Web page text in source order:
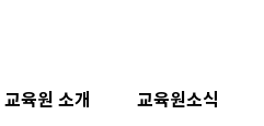
교육원 소개 교육원소식